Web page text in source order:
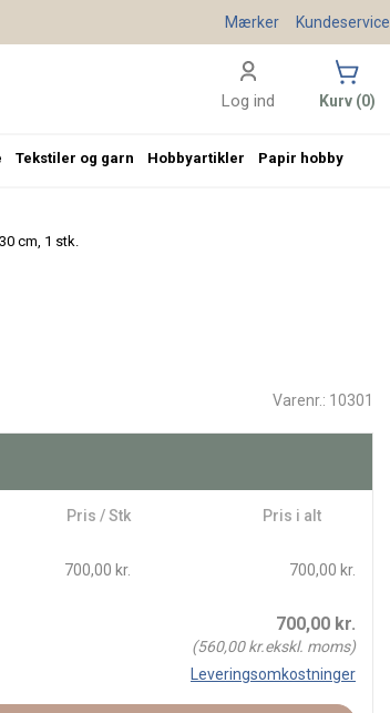
cm, 1 stk.
Varenr.: 10301
Pris / Stk Pris i alt
700,00 kr. 700,00 kr.
700,00kr.
(560,00kr.ekskl. moms)
Leveringsomkostninger
Kundeservice
Mærker
Log ind Kurv (0)
Tekstiler og garn Hobbyartikler Papir hobby